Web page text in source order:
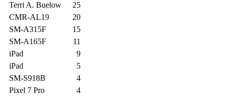
Terri A. Buelow
25
CMR-AL19
20
SM-A315F
15
SM-A165F
11
iPad
9
iPad
5
SM-S918B
4
Pixel 7 Pro
4